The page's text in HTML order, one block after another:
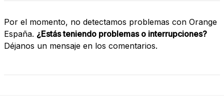
Por el momento, no detectamos problemas con Orange
España. ¿Estás teniendo problemas o interrupciones?
Déjanos un mensaje en los comentarios.